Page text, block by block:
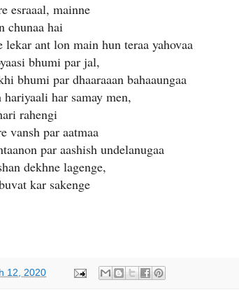
esraaal, mainne
chunaa hai
lekar ant lon main hun teraa yahovaa
bhumi par jal,
bhumi par dhaaraaan bahaaungaa
hariyaali har samay men,
rahengi
vansh par aatmaa
par aashish undelanugaa
dekhne lagenge,
kar sakenge
12, 2020